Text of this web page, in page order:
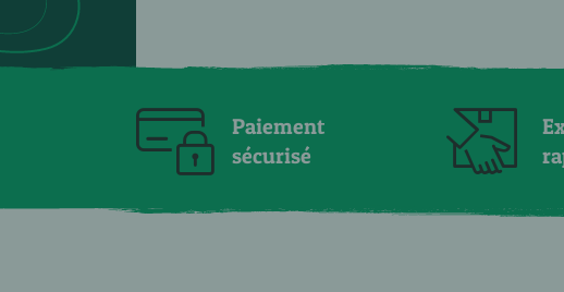
Paiement
sécurisé